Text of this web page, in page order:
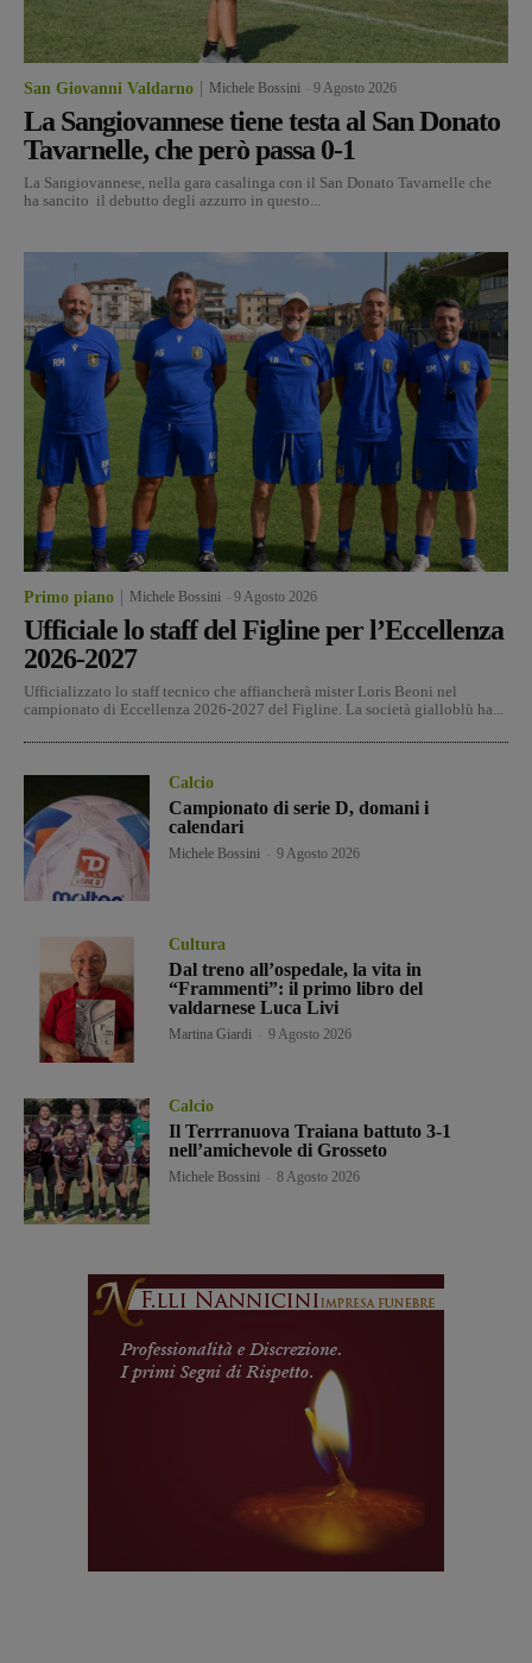
San Giovanni Valdarno Michele Bossini 9 Agosto 2026
La Sangiovannese tiene testa al San Donato
Tavarnelle, che però passa 0-1
La Sangiovannese, nella gara casalinga con il San Donato Tavarnelle che
ha sancito il debutto degli azzurro in questo...
Primo piano Michele Bossini 9 Agosto 2026
Ufficiale lo staff del Figline per l’Eccellenza
2026-2027
Ufficializzato lo staff tecnico che affiancherà mister Loris Beoni nel
campionato di Eccellenza 2026-2027 del Figline. La società gialloblù ha...
Calcio
Campionato di serie D, domani i
calendari
Michele Bossini 9 Agosto 2026
Cultura
Dal treno all’ospedale, la vita in
“Frammenti”: il primo libro del
valdarnese Luca Livi
Martina Giardi 9 Agosto 2026
Calcio
Il Terrranuova Traiana battuto 3-1
nell’amichevole di Grosseto
Michele Bossini 8 Agosto 2026